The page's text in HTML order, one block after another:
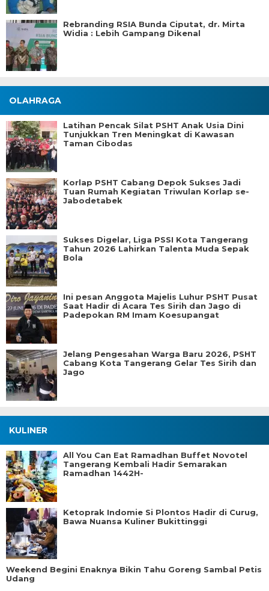
Rebranding RSIA Bunda Ciputat, dr. Mirta
Widia : Lebih Gampang Dikenal
OLAHRAGA
Latihan Pencak Silat PSHT Anak Usia Dini
Tunjukkan Tren Meningkat di Kawasan
Taman Cibodas
Korlap PSHT Cabang Depok Sukses Jadi
Tuan Rumah Kegiatan Triwulan Korlap se-
Jabodetabek
Sukses Digelar, Liga PSSI Kota Tangerang
Tahun 2026 Lahirkan Talenta Muda Sepak
Bola
Ini pesan Anggota Majelis Luhur PSHT Pusat
Saat Hadir di Acara Tes Sirih dan Jago di
Padepokan RM Imam Koesupangat
Jelang Pengesahan Warga Baru 2026, PSHT
Cabang Kota Tangerang Gelar Tes Sirih dan
Jago
KULINER
All You Can Eat Ramadhan Buffet Novotel
Tangerang Kembali Hadir Semarakan
Ramadhan 1442H-
Ketoprak Indomie Si Plontos Hadir di Curug,
Bawa Nuansa Kuliner Bukittinggi
Weekend Begini Enaknya Bikin Tahu Goreng Sambal Petis
Udang